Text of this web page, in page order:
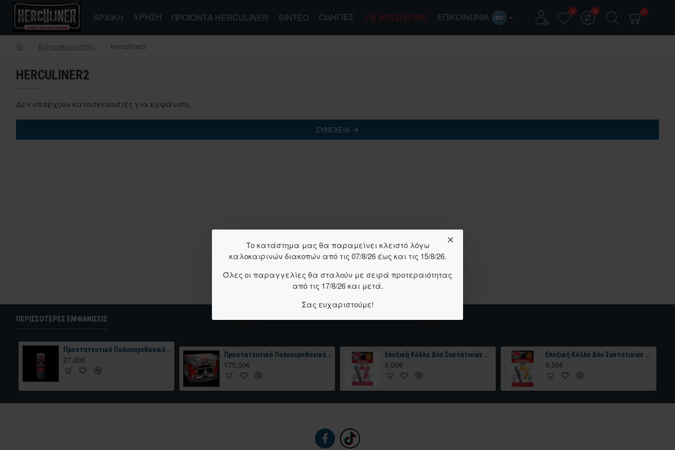
Το κατάστημα μας θα παραμείνει κλειστό λόγω
καλοκαιρινών διακοπών από τις 07/8/26 έως και τις 15/8/26.
Όλες οι παραγγελίες θα σταλούν με σειρά προτεραιότητας
από τις 17/8/26 και μετά.
Σας ευχαριστούμε!
ΑΡΧΙΚΗ ΧΡΉΣΗ ΠΡΟΪΌΝΤΑ HERCULINER ΒΊΝΤΕΟ ΟΔΗΓΊΕΣ J-B WELD BOND ΕΠΙΚΟΙΝΩΝΊΑ
0 0 0
Κατασκευαστής herculiner2
HERCULINER2
Δεν υπάρχουν κατασκευαστές για εμφάνιση.
ΣΥΝΈΧΕΙΑ
ΠΕΡΙΣΣΌΤΕΡΕΣ ΕΜΦΑΝΊΣΕΙΣ
Προστατευτικό Πολυουρεθανικό Χρώμα HERCULINER BEDLINER Aerosol Truck Bed Coating 425gr Μαύρο
27,00€ Προστατευτικό Πολυουρεθανικό Χρώμα HERCULINER Roll-On Bed Liner Kit 4kg Μαύρο
175,00€
Εποξική Κόλλα Δύο Συστατικών J-B WELD™ TWIN TUBE – 2 OZ Σκουρο Γκρι 56.8 gr
9,00€
Εποξική Κόλλα Δύο Συστατικών J-B WELD KWIKWELD™ TWIN TUBE – 56.8 gr Σκούρο Γκρι
9,50€